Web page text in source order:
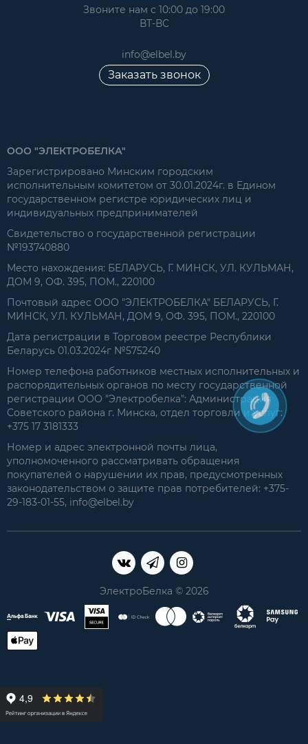
Звоните нам с 10:00 до 19:00
ВТ-ВС
info@elbel.by
Заказать звонок
ООО "ЭЛЕКТРОБЕЛКА"
Зарегистрировано Минским городским
исполнительным комитетом от 30.01.2024г. в Едином
государственном регистре юридических лиц и
индивидуальных предпринимателей
Свидетельство о государственной регистрации
№193740880
Место нахождения: БЕЛАРУСЬ, Г. МИНСК, УЛ. КУЛЬМАН,
ДОМ 9, ОФ. 395, ПОМ., 220100
Почтовый адрес ООО "ЭЛЕКТРОБЕЛКА" БЕЛАРУСЬ, Г.
МИНСК, УЛ. КУЛЬМАН, ДОМ 9, ОФ. 395, ПОМ., 220100
Дата регистрации в Торговом реестре Республики
Беларусь 01.03.2024г №575240
Номер телефона работников местных исполнительных и
распорядительных органов по месту государственной
регистрации ООО "Электробелка": Администрация
Советского района г. Минска, отдел торговли и услуг:
+375 17 3181333
Номер и адрес электронной почты лица,
уполномоченного рассматривать обращения
покупателей о нарушении их прав, предусмотренных
законодательством о защите прав потребителей: +375-
29-183-01-55, info@elbel.by
ЭлектроБелка © 2026